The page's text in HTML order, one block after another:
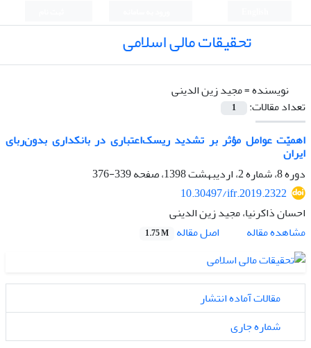
تحقیقات مالی اسلامی
نویسنده =مجید زین الدینی
تعداد مقالات:
1
اهمیّت عوامل مؤثر بر تشدید ریسک‌اعتباری در بانکداری بدون‌ربای
‌ایران
دوره 8، شماره 2، اردیبهشت 1398، صفحه
339-376
10.30497/ifr.2019.2322
احسان ذاکرنیا، مجید زین الدینی
مشاهده مقاله
اصل مقاله 1.75 M
مقالات آماده انتشار
شماره جاری